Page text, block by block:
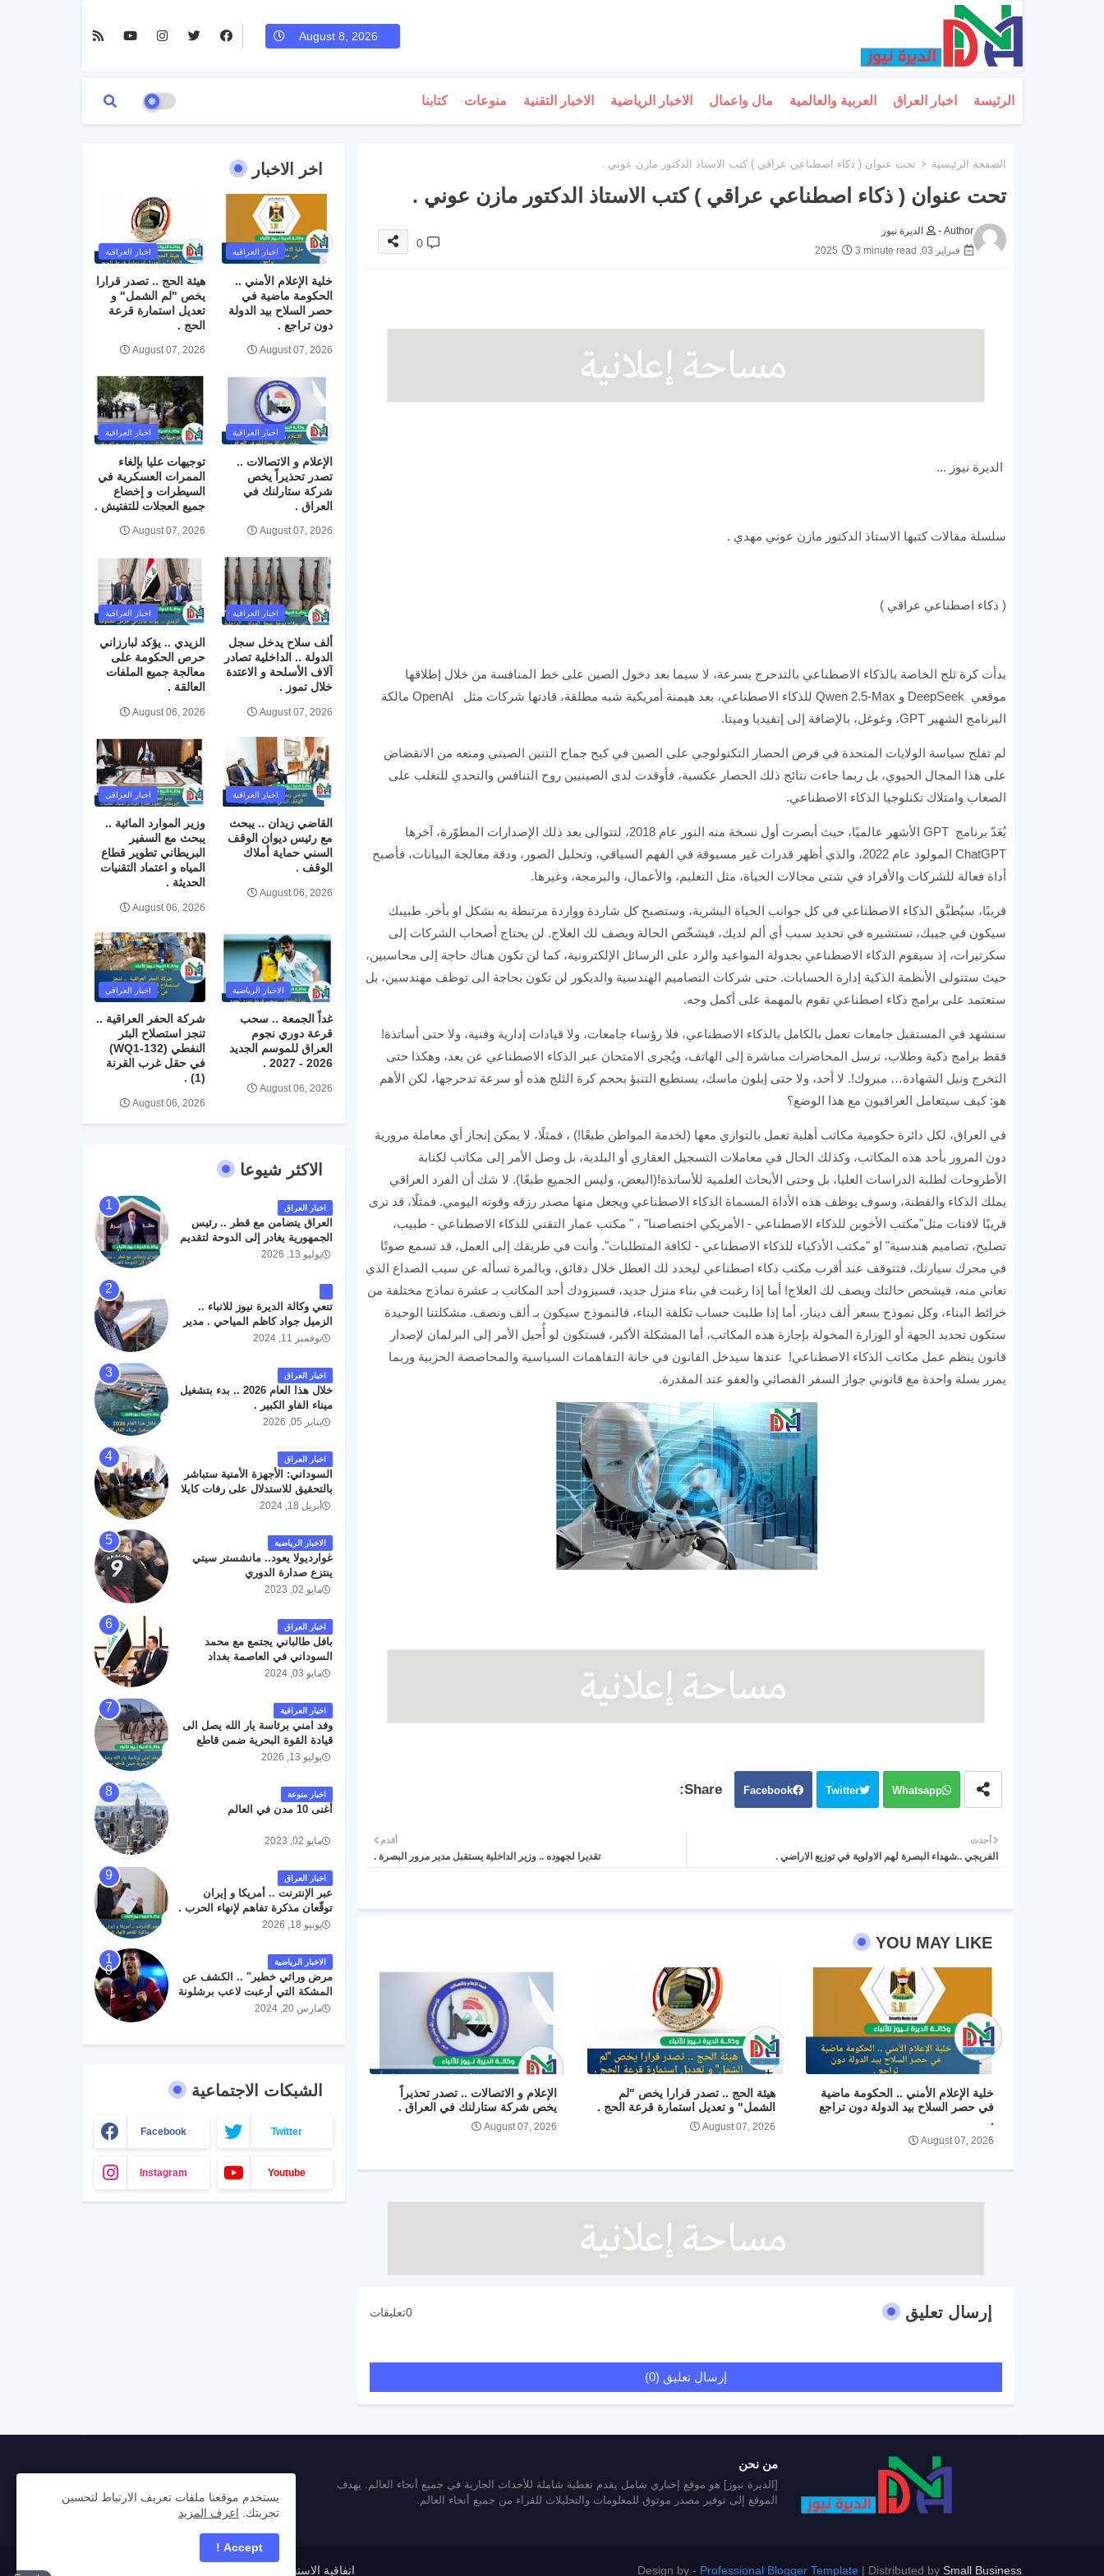
August 8, 2026
الرئيسة اخبار العراق العربية والعالمية مال واعمال الاخبار الرياضية الاخبار التقنية منوعات كتابنا
الصفحة الرئيسية تحت عنوان ( ذكاء اصطناعي عراقي ) كتب الاستاذ الدكتور مازن عوني .
تحت عنوان ( ذكاء اصطناعي عراقي ) كتب الاستاذ الدكتور مازن عوني .
Author -
الديرة نيوز
فبراير 03, 2025
3 minute read
0
الديرة نيوز ...
سلسلة مقالات كتبها الاستاذ الدكتور مازن عوني مهدي .
( ذكاء اصطناعي عراقي )
بدأت كرة ثلج الخاصة بالذكاء الاصطناعي بالتدحرج بسرعة، لا سيما بعد دخول الصين على خط المنافسة من خلال إطلاقها
موقعي DeepSeek و Qwen 2.5-Max للذكاء الاصطناعي، بعد هيمنة أمريكية شبه مطلقة، قادتها شركات مثل OpenAI مالكة
البرنامج الشهير GPT، وغوغل، بالإضافة إلى إنفيديا وميتا.
لم تفلح سياسة الولايات المتحدة في فرض الحصار التكنولوجي على الصين في كبح جماح التنين الصيني ومنعه من الانقضاض
على هذا المجال الحيوي، بل ربما جاءت نتائج ذلك الحصار عكسية، فأوقدت لدى الصينيين روح التنافس والتحدي للتغلب على
الصعاب وامتلاك تكنلوجيا الذكاء الاصطناعي.
يُعَدّ برنامج GPT الأشهر عالميًا، حيث أبصرت أول نسخة منه النور عام 2018، لتتوالى بعد ذلك الإصدارات المطوّرة، آخرها
ChatGPT المولود عام 2022، والذي أظهر قدرات غير مسبوقة في الفهم السياقي، وتحليل الصور، ودقة معالجة البيانات، فأصبح
أداة فعالة للشركات والأفراد في شتى مجالات الحياة، مثل التعليم، والأعمال، والبرمجة، وغيرها.
قريبًا، سيُطبَّق الذكاء الاصطناعي في كل جوانب الحياة البشرية، وستصبح كل شاردة وواردة مرتبطة به بشكل او بأخر. طبيبك
سيكون في جيبك، تستشيره في تحديد سبب أي ألم لديك، فيشخّص الحالة ويصف لك العلاج. لن يحتاج أصحاب الشركات إلى
سكرتيرات، إذ سيقوم الذكاء الاصطناعي بجدولة المواعيد والرد على الرسائل الإلكترونية، كما لن تكون هناك حاجة إلى محاسبين،
حيث ستتولى الأنظمة الذكية إدارة الحسابات. حتى شركات التصاميم الهندسية والديكور لن تكون بحاجة الى توظف مهندسين، بل
ستعتمد على برامج ذكاء اصطناعي تقوم بالمهمة على أكمل وجه.
سنشهد في المستقبل جامعات تعمل بالكامل بالذكاء الاصطناعي، فلا رؤساء جامعات، ولا قيادات إدارية وفنية، ولا حتى أساتذة!
فقط برامج ذكية وطلاب، ترسل المحاضرات مباشرة إلى الهاتف، ويُجرى الامتحان عبر الذكاء الاصطناعي عن بعد، وهكذا حتى
التخرج ونيل الشهادة… مبروك!. لا أحد، ولا حتى إيلون ماسك، يستطيع التنبؤ بحجم كرة الثلج هذه أو سرعة تدحرجها، لكن الأهم
هو: كيف سيتعامل العراقيون مع هذا الوضع؟
في العراق، لكل دائرة حكومية مكاتب أهلية تعمل بالتوازي معها (لخدمة المواطن طبعًا!) ، فمثلًا، لا يمكن إنجاز أي معاملة مرورية
دون المرور بأحد هذه المكاتب، وكذلك الحال في معاملات التسجيل العقاري أو البلدية، بل وصل الأمر إلى مكاتب لكتابة
الأطروحات لطلبة الدراسات العليا، بل وحتى الأبحاث العلمية للأساتذة!(البعض، وليس الجميع طبعًا). لا شك أن الفرد العراقي
يملك الذكاء والفطنة، وسوف يوظف هذه الأداة المسماة الذكاء الاصطناعي ويجعل منها مصدر رزقه وقوته اليومي. فمثلًا، قد نرى
قريبًا لافتات مثل"مكتب الأخوين للذكاء الاصطناعي - الأمريكي اختصاصنا" ، " مكتب عمار التقني للذكاء الاصطناعي - طبيب،
تصليح، تصاميم هندسية" او "مكتب الأذكياء للذكاء الاصطناعي - لكافة المتطلبات". وأنت في طريقك إلى العمل، قد تسمع صوتًا
في محرك سيارتك، فتتوقف عند أقرب مكتب ذكاء اصطناعي ليحدد لك العطل خلال دقائق، وبالمرة تسأله عن سبب الصداع الذي
تعاني منه، فيشخص حالتك ويصف لك العلاج! أما إذا رغبت في بناء منزل جديد، فسيزودك أحد المكاتب بـ عشرة نماذج مختلفة من
خرائط البناء، وكل نموذج بسعر ألف دينار، أما إذا طلبت حساب تكلفة البناء، فالنموذج سيكون بـ ألف ونصف. مشكلتنا الوحيدة
ستكون تحديد الجهة أو الوزارة المخولة بإجازة هذه المكاتب، أما المشكلة الأكبر، فستكون لو أُحيل الأمر إلى البرلمان لإصدار
قانون ينظم عمل مكاتب الذكاء الاصطناعي! عندها سيدخل القانون في خانة التفاهمات السياسية والمحاصصة الحزبية وربما
يمرر بسلة واحدة مع قانوني جواز السفر الفضائي والعفو عند المقدرة.
Facebook Twitter Whatsapp
أحدث
الفريجي ..شهداء البصرة لهم الاولوية في توزيع الاراضي .
أقدم
تقديرا لجهوده .. وزير الداخلية يستقبل مدير مرور البصرة .
YOU MAY LIKE
خلية الإعلام الأمني .. الحكومة ماضية
في حصر السلاح بيد الدولة دون تراجع
.
August 07, 2026
هيئة الحج .. تصدر قرارا يخص "لم
الشمل" و تعديل استمارة قرعة الحج .
August 07, 2026
الإعلام و الاتصالات .. تصدر تحذيراً
يخص شركة ستارلنك في العراق .
August 07, 2026
إرسال تعليق 0تعليقات
إرسال تعليق (0)
اخر الاخبار
اخبار العراقية
خلية الإعلام الأمني ..
الحكومة ماضية في
حصر السلاح بيد الدولة
دون تراجع .
August 07, 2026
اخبار العراقية
هيئة الحج .. تصدر قرارا
يخص "لم الشمل" و
تعديل استمارة قرعة
الحج .
August 07, 2026
اخبار العراقية
الإعلام و الاتصالات ..
تصدر تحذيراً يخص
شركة ستارلنك في
العراق .
August 07, 2026
اخبار العراقية
توجيهات عليا بإلغاء
الممرات العسكرية في
السيطرات و إخضاع
جميع العجلات للتفتيش .
August 07, 2026
اخبار العراقية
ألف سلاح يدخل سجل
الدولة .. الداخلية تصادر
آلاف الأسلحة و الاعتدة
خلال تموز .
August 07, 2026
اخبار العراقية
الزيدي .. يؤكد لبارزاني
حرص الحكومة على
معالجة جميع الملفات
العالقة .
August 06, 2026
اخبار العراقية
القاضي زيدان .. يبحث
مع رئيس ديوان الوقف
السني حماية أملاك
الوقف .
August 06, 2026
اخبار العراقي
وزير الموارد المائية ..
يبحث مع السفير
البريطاني تطوير قطاع
المياه و اعتماد التقنيات
الحديثة .
August 06, 2026
الاخبار الرياضية
غداً الجمعة .. سحب
قرعة دوري نجوم
العراق للموسم الجديد
2026 - 2027 .
August 06, 2026
اخبار العراقي
شركة الحفر العراقية ..
تنجز استصلاح البئر
النفطي (WQ1-132)
في حقل غرب القرنة
(1) .
August 06, 2026
الاكثر شيوعا
اخبار العراق
العراق يتضامن مع قطر .. رئيس
الجمهورية يغادر إلى الدوحة لتقديم
واجب العزاء .
يوليو 13, 2026
تنعي وكالة الديرة نيوز للانباء ..
الزميل جواد كاظم المياحي . مدير
الخطوط الجوية العراقية السابق
البصرة الدولي اليوم الاثنين على
الطريق المؤدي من البوابة
الرئيسة الى صالة المسافرين .
حيث كان سبب الحادث يعود
لتصادم عجلته مع عجلة نوع كيا بنكو
مطار البصرة الدولي . سائلين الله
عز وجل ان يتغمد الفقيد بواسع
رحمته ، و انا لله وانا اليه راجعون .
نوفمبر 11, 2024
اخبار العراق
خلال هذا العام 2026 .. بدء بتشغيل
ميناء الفاو الكبير .
يناير 05, 2026
اخبار العراق
السوداني: الأجهزة الأمنية ستباشر
بالتحقيق للاستدلال على رفات كايلا
مولرأبريل 18, 2024
الاخبار الرياضية
غوارديولا يعود.. مانشستر سيتي
ينتزع صدارة الدوري
مايو 02, 2023
اخبار العراق
بافل طالباني يجتمع مع محمد
السوداني في العاصمة بغداد
مايو 03, 2024
اخبار العراقية
وفد امني برئاسة يار الله يصل الى
قيادة القوة البحرية ضمن قاطع
عمليات البصرة .
يوليو 13, 2026
اخبار منوعة
أغنى 10 مدن في العالم
مايو 02, 2023
اخبار العراق
عبر الإنترنت .. أمريكا و إيران
توقّعان مذكرة تفاهم لإنهاء الحرب .
يونيو 18, 2026
الاخبار الرياضية
مرض وراثي خطير" .. الكشف عن
المشكة التي أرعبت لاعب برشلونة
جواو كانسيلو
مارس 20, 2024
الشبكات الاجتماعية
Facebook Twitter
Instagram Youtube
من نحن
[الديرة نيوز] هو موقع إخباري شامل يقدم تغطية شاملة للأحداث الجارية في جميع أنحاء العالم. يهدف
الموقع إلى توفير مصدر موثوق للمعلومات والتحليلات للقراء من جميع أنحاء العالم.
Design by - Professional Blogger Template| Distributed by Small Business اتفاقية الاستخدام
يستخدم موقعنا ملفات تعريف الارتباط لتحسين
تجربتك. اعرف المزيد
Accept !